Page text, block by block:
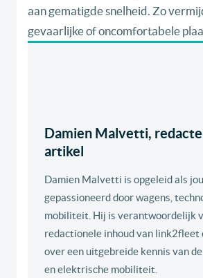
aan gematigde snelheid. Zo
gevaarlijke of oncomfortabele
Damien Malvetti,
artikel
Damien Malvetti is opgeleid als
gepassioneerd door wagens,
mobiliteit. Hij is verantwoordelijk
redactionele inhoud van link2fleet
over een uitgebreide kennis van
en elektrische mobiliteit.